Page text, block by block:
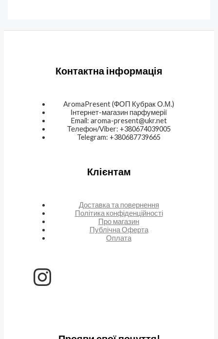
Контактна інформація
AromaPresent (ФОП Кубрак О.М.)
Інтернет-магазин парфумерії
Email: aroma-present@ukr.net
Телефон/Viber: +380674039005
Telegram: +380687739665
Клієнтам
Доставка та повернення
Політика конфіденційності
Про магазин
Публічна Оферта
Оплата